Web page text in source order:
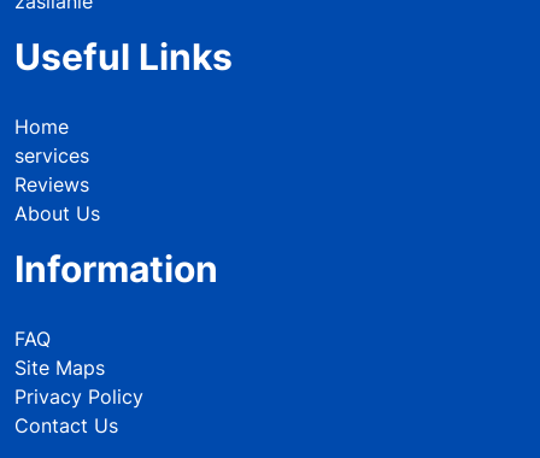
Useful Links
Home
services
Reviews
About Us
Information
FAQ
Site Maps
Privacy Policy
Contact Us